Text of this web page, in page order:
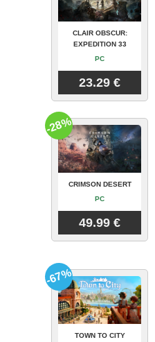
CLAIR OBSCUR:
EXPEDITION 33
PC
23.29 €
CRIMSON DESERT
PC
49.99 €
-28%
TOWN TO CITY
-67%